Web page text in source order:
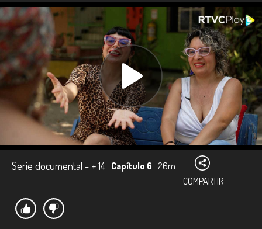
Serie documental - + 14 Capítulo 6 26m
COMPARTIR